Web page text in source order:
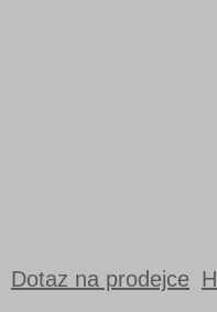
Dotaz na prodejce